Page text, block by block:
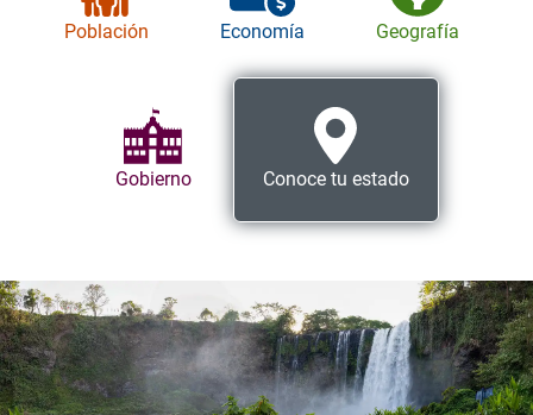
Población Economía Geografía
Gobierno Conoce tu estado